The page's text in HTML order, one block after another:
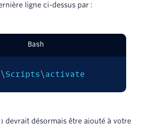
ligne ci-dessus par :
Bash
\ Scripts\ activate
devrait désormais être ajouté à votre